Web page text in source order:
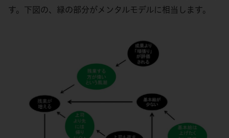
す。下図の、緑の部分がメンタルモデルに相当します。